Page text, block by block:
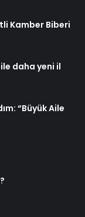
Kamber Biberi
ile daha yeni il
“Büyük Aile